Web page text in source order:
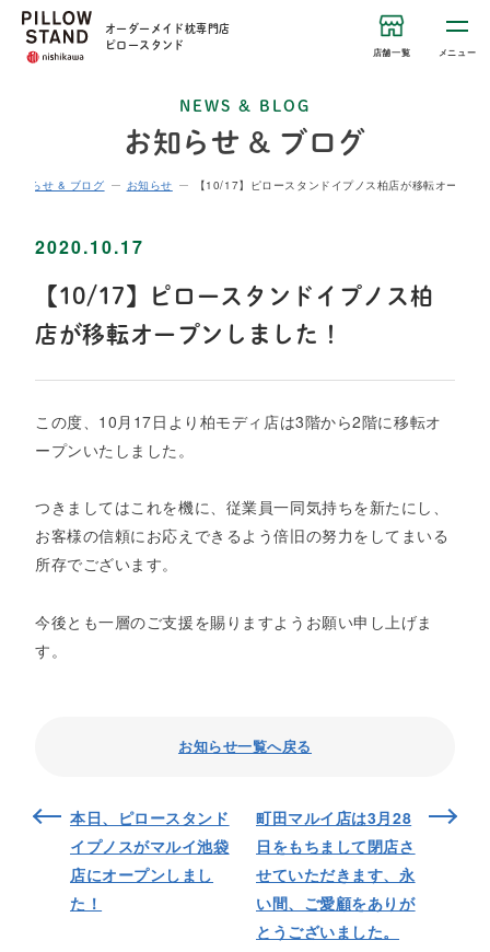
オーダーメイド枕専門店
ピロースタンド
店舗一覧 メニュー
NEWS & BLOG
お知らせ & ブログ
お知らせ & ブログ お知らせ 【10/17】ピロースタンドイプノス柏店が移転オープン
2020.10.17
【10/17】ピロースタンドイプノス柏
店が移転オープンしました！
この度、10月17日より柏モディ店は3階から2階に移転オ
ープンいたしました。
つきましてはこれを機に、従業員一同気持ちを新たにし、
お客様の信頼にお応えできるよう倍旧の努力をしてまいる
所存でございます。
今後とも一層のご支援を賜りますようお願い申し上げま
す。
お知らせ一覧へ戻る
本日、ピロースタンド
イプノスがマルイ池袋
店にオープンしまし
た！
町田マルイ店は3月28
日をもちまして閉店さ
せていただきます、永
い間、ご愛顧をありが
とうございました。